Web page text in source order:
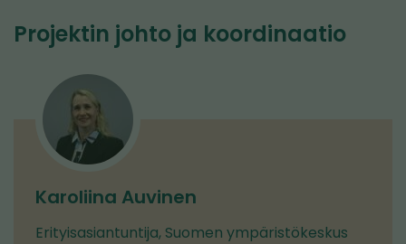
Projektin johto ja koordinaatio
Karoliina Auvinen
Erityisasiantuntija, Suomen ympäristökeskus